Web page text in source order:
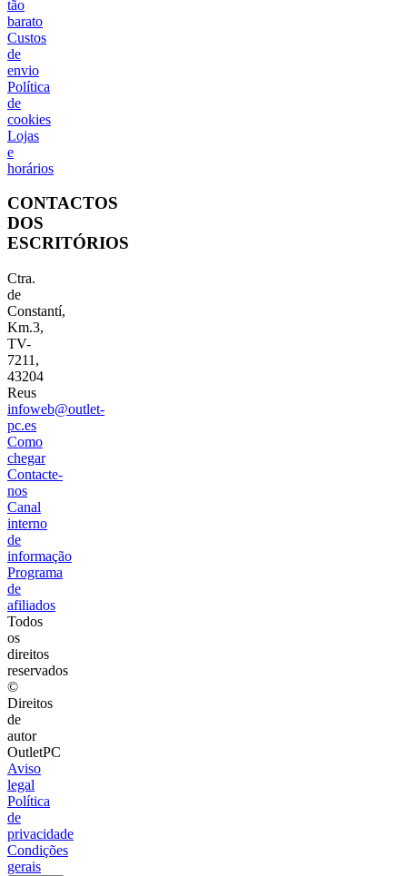
tão
barato
Custos
de
envio
Política
de
cookies
Lojas
e
horários
CONTACTOS
DOS
ESCRITÓRIOS
Ctra.
de
Constantí,
Km.3,
TV-
7211,
43204
Reus
infoweb@outlet-
pc.es
Como
chegar
Contacte-
nos
Canal
interno
de
informação
Programa
de
afiliados
Todos
os
direitos
reservados
©
Direitos
de
autor
OutletPC
Aviso
legal
Política
de
privacidade
Condições
gerais